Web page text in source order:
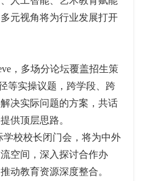
元视角将为行业发展打开
，多场分论坛覆盖招生策
等实操议题，跨学段、跨
决实际问题的方案，共话
供顶层思路。
校校长闭门会，将为中外
空间，深入探讨合作办
动教育资源深度整合。